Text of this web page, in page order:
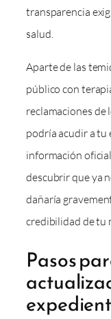
transparencia
salud.
Aparte de las
público con
reclamaciones de
podría acudir a tu
información
descubrir que ya
dañaría
credibilidad de tu
Pasos